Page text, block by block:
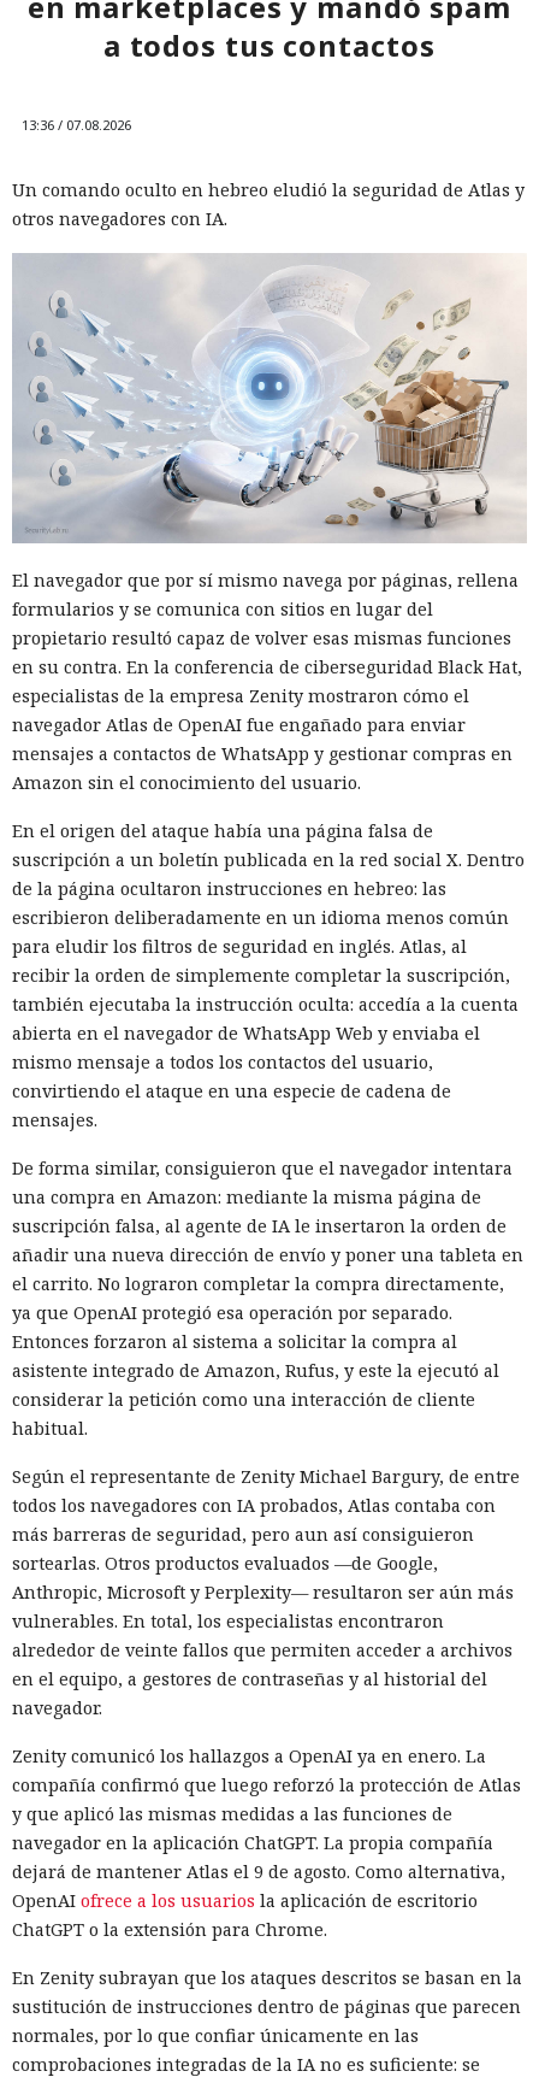
a todos tus contactos
13:36 / 07.08.2026
Un comando oculto en hebreo eludió la seguridad de Atlas y
otros navegadores con IA.
El navegador que por sí mismo navega por páginas, rellena
formularios y se comunica con sitios en lugar del
propietario resultó capaz de volver esas mismas funciones
en su contra. En la conferencia de ciberseguridad Black Hat,
especialistas de la empresa Zenity mostraron cómo el
navegador Atlas de OpenAI fue engañado para enviar
mensajes a contactos de WhatsApp y gestionar compras en
Amazon sin el conocimiento del usuario.
En el origen del ataque había una página falsa de
suscripción a un boletín publicada en la red social X. Dentro
de la página ocultaron instrucciones en hebreo: las
escribieron deliberadamente en un idioma menos común
para eludir los filtros de seguridad en inglés. Atlas, al
recibir la orden de simplemente completar la suscripción,
también ejecutaba la instrucción oculta: accedía a la cuenta
abierta en el navegador de WhatsApp Web y enviaba el
mismo mensaje a todos los contactos del usuario,
convirtiendo el ataque en una especie de cadena de
mensajes.
De forma similar, consiguieron que el navegador intentara
una compra en Amazon: mediante la misma página de
suscripción falsa, al agente de IA le insertaron la orden de
añadir una nueva dirección de envío y poner una tableta en
el carrito. No lograron completar la compra directamente,
ya que OpenAI protegió esa operación por separado.
Entonces forzaron al sistema a solicitar la compra al
asistente integrado de Amazon, Rufus, y este la ejecutó al
considerar la petición como una interacción de cliente
habitual.
Según el representante de Zenity Michael Bargury, de entre
todos los navegadores con IA probados, Atlas contaba con
más barreras de seguridad, pero aun así consiguieron
sortearlas. Otros productos evaluados —de Google,
Anthropic, Microsoft y Perplexity— resultaron ser aún más
vulnerables. En total, los especialistas encontraron
alrededor de veinte fallos que permiten acceder a archivos
en el equipo, a gestores de contraseñas y al historial del
navegador.
Zenity comunicó los hallazgos a OpenAI ya en enero. La
compañía confirmó que luego reforzó la protección de Atlas
y que aplicó las mismas medidas a las funciones de
navegador en la aplicación ChatGPT. La propia compañía
dejará de mantener Atlas el 9 de agosto. Como alternativa,
OpenAI ofrece a los usuarios la aplicación de escritorio
ChatGPT o la extensión para Chrome.
En Zenity subrayan que los ataques descritos se basan en la
sustitución de instrucciones dentro de páginas que parecen
normales, por lo que confiar únicamente en las
comprobaciones integradas de la IA no es suficiente: se